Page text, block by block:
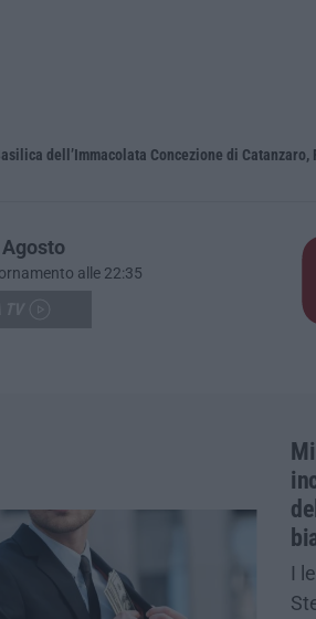
dell’Immacolata Concezione di
alle 22:35
I